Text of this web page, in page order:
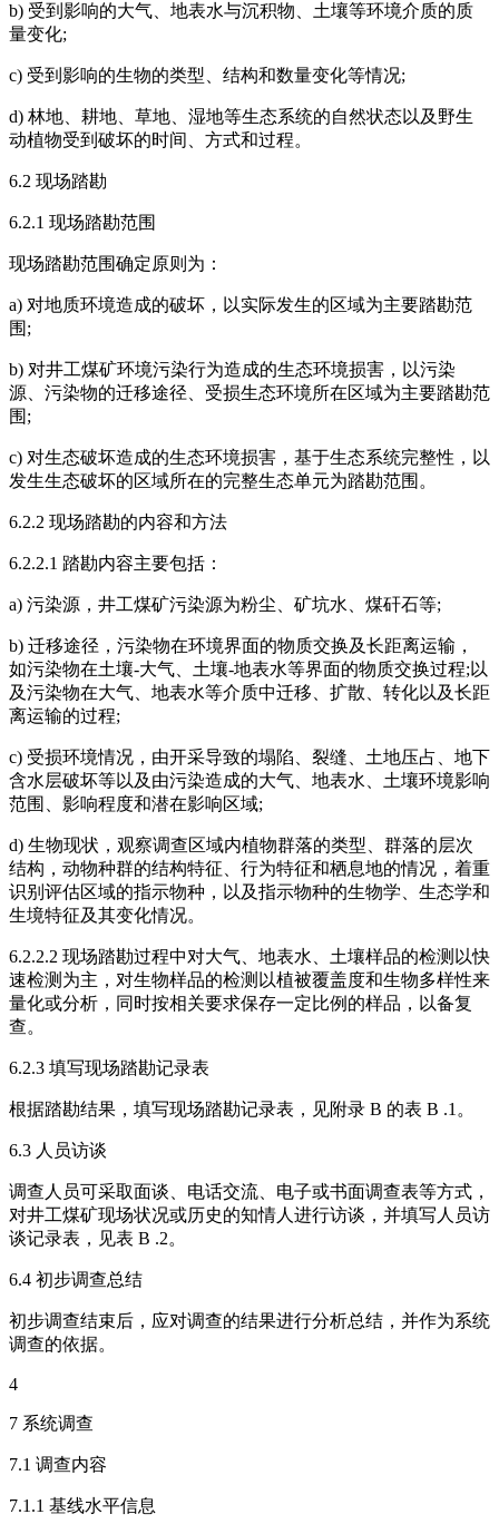
b) 受到影响的大气、地表水与沉积物、土壤等环境介质的质
量变化;
c) 受到影响的生物的类型、结构和数量变化等情况;
d) 林地、耕地、草地、湿地等生态系统的自然状态以及野生
动植物受到破坏的时间、方式和过程。
6.2 现场踏勘
6.2.1 现场踏勘范围
现场踏勘范围确定原则为：
a) 对地质环境造成的破坏，以实际发生的区域为主要踏勘范
围;
b) 对井工煤矿环境污染行为造成的生态环境损害，以污染
源、污染物的迁移途径、受损生态环境所在区域为主要踏勘范
围;
c) 对生态破坏造成的生态环境损害，基于生态系统完整性，以
发生生态破坏的区域所在的完整生态单元为踏勘范围。
6.2.2 现场踏勘的内容和方法
6.2.2.1 踏勘内容主要包括：
a) 污染源，井工煤矿污染源为粉尘、矿坑水、煤矸石等;
b) 迁移途径，污染物在环境界面的物质交换及长距离运输，
如污染物在土壤-大气、土壤-地表水等界面的物质交换过程;以
及污染物在大气、地表水等介质中迁移、扩散、转化以及长距
离运输的过程;
c) 受损环境情况，由开采导致的塌陷、裂缝、土地压占、地下
含水层破坏等以及由污染造成的大气、地表水、土壤环境影响
范围、影响程度和潜在影响区域;
d) 生物现状，观察调查区域内植物群落的类型、群落的层次
结构，动物种群的结构特征、行为特征和栖息地的情况，着重
识别评估区域的指示物种，以及指示物种的生物学、生态学和
生境特征及其变化情况。
6.2.2.2 现场踏勘过程中对大气、地表水、土壤样品的检测以快
速检测为主，对生物样品的检测以植被覆盖度和生物多样性来
量化或分析，同时按相关要求保存一定比例的样品，以备复
查。
6.2.3 填写现场踏勘记录表
根据踏勘结果，填写现场踏勘记录表，见附录 B 的表 B .1。
6.3 人员访谈
调查人员可采取面谈、电话交流、电子或书面调查表等方式，
对井工煤矿现场状况或历史的知情人进行访谈，并填写人员访
谈记录表，见表 B .2。
6.4 初步调查总结
初步调查结束后，应对调查的结果进行分析总结，并作为系统
调查的依据。
4
7 系统调查
7.1 调查内容
7.1.1 基线水平信息